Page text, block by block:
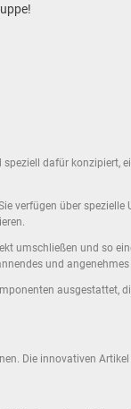
dafür konzipiert,
verfügen über spezielle
umschließen und so
und
ausgestattet,
Die innovativen